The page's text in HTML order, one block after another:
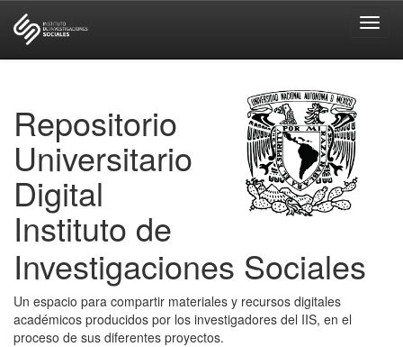
Repositorio
Universitario
Digital
Instituto de
Investigaciones Sociales
Un espacio para compartir materiales y recursos digitales
académicos producidos por los investigadores del IIS, en el
proceso de sus diferentes proyectos.